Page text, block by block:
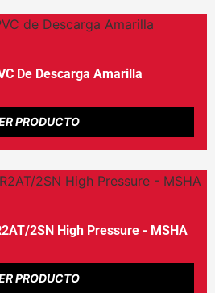
De Descarga Amarilla
PRODUCTO
2SN High Pressure - MSHA
PRODUCTO